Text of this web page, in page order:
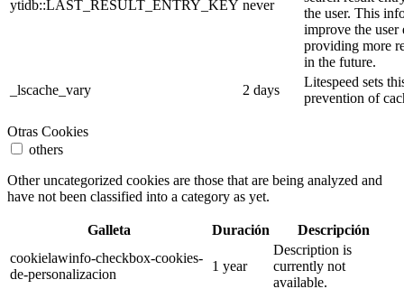
ytidb::LAST_RESULT_ENTRY_KEY never
the user. This
improve the user
providing more
in the future.
_lscache_vary
2 days
Litespeed sets
prevention of
Otras Cookies
others
Other uncategorized cookies are those that are being analyzed and
have not been classified into a category as yet.
Galleta Duración
Descripción
cookielawinfo-checkbox-cookies-
de-personalizacion
1 year
Description is
currently not
available.